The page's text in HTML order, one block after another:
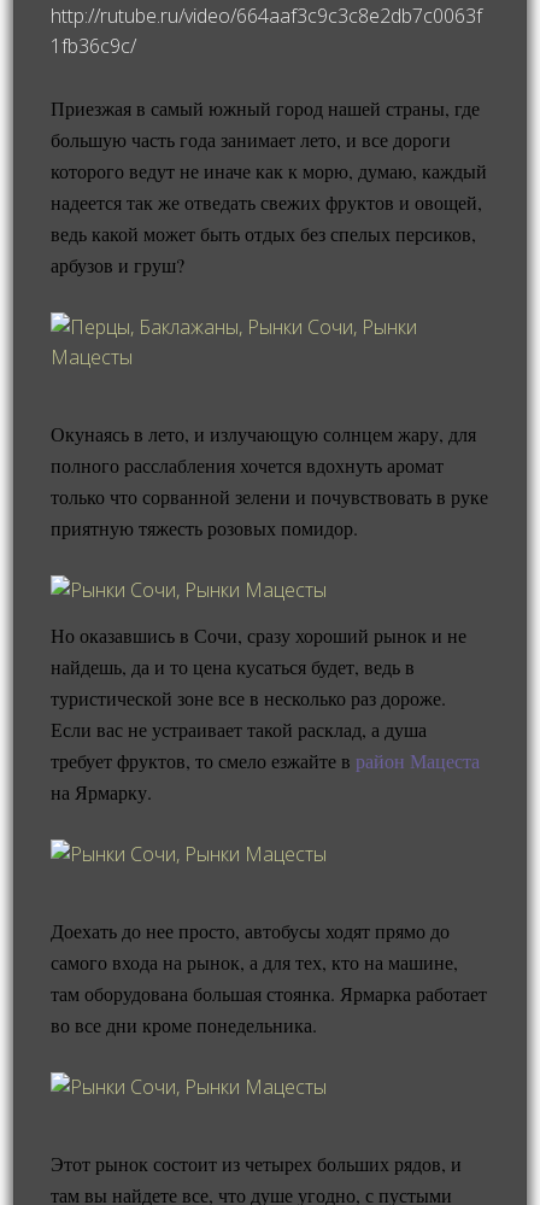
http://rutube.ru/video/664aaf3c9c3c8e2db7c0063f
1fb36c9c/
Приезжая в самый южный город нашей страны, где
большую часть года занимает лето, и все дороги
которого ведут не иначе как к морю, думаю, каждый
надеется так же отведать свежих фруктов и овощей,
ведь какой может быть отдых без спелых персиков,
арбузов и груш?
Окунаясь в лето, и излучающую солнцем жару, для
полного расслабления хочется вдохнуть аромат
только что сорванной зелени и почувствовать в руке
приятную тяжесть розовых помидор.
Но оказавшись в Сочи, сразу хороший рынок и не
найдешь, да и то цена кусаться будет, ведь в
туристической зоне все в несколько раз дороже.
Если вас не устраивает такой расклад, а душа
требует фруктов, то смело езжайте в район Мацеста
на Ярмарку.
Доехать до нее просто, автобусы ходят прямо до
самого входа на рынок, а для тех, кто на машине,
там оборудована большая стоянка. Ярмарка работает
во все дни кроме понедельника.
Этот рынок состоит из четырех больших рядов, и
там вы найдете все, что душе угодно, с пустыми